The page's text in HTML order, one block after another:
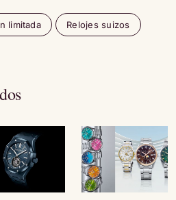
limitada Relojes suizos